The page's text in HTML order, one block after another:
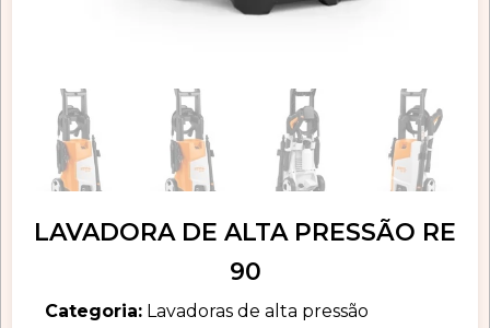
LAVADORA DE ALTA PRESSÃO RE
90
Categoria: Lavadoras de alta pressão